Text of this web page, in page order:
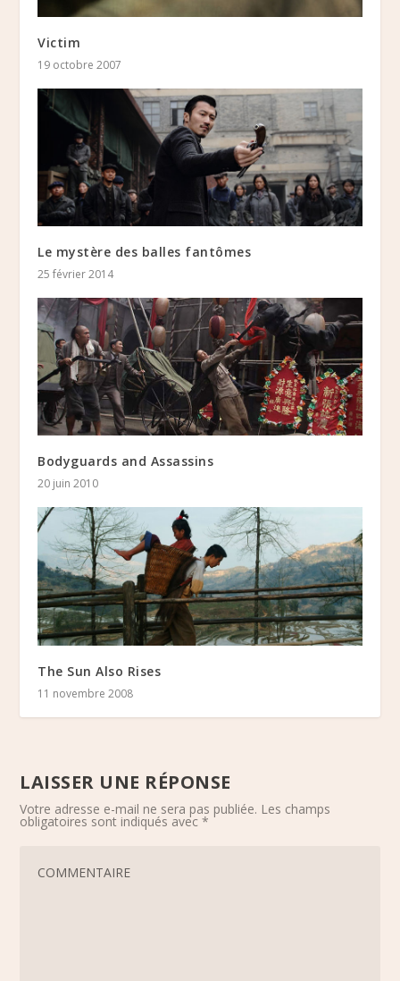
Victim
19 octobre 2007
Le mystère des balles fantômes
25 février 2014
Bodyguards and Assassins
20 juin 2010
The Sun Also Rises
11 novembre 2008
LAISSER UNE RÉPONSE
Votre adresse e-mail ne sera pas publiée. Les champs
obligatoires sont indiqués avec*